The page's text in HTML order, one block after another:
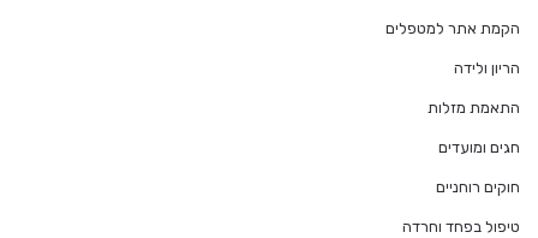
הקמת אתר למטפלים
הריון ולידה
התאמת מזלות
חגים ומועדים
חוקים רוחניים
טיפול בפחד וחרדה